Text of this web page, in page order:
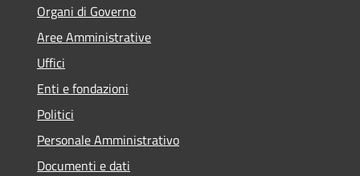
Organi di Governo
Aree Amministrative
Uffici
Enti e fondazioni
Politici
Personale Amministrativo
Documenti e dati